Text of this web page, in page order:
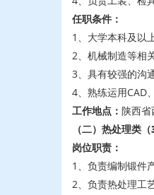
任职条件：
1、大学本科及以
2、机械制造等相
3、具有较强的沟
4、熟练运用CAD
工作地点： 陕西省
（二）热处理类
岗位职责：
1、负责编制锻件
2、负责热处理工